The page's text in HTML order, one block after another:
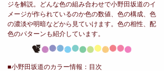
ジを解説。どんな色の組み合わせで小野田坂道のイ
メージが作られているのか色の数値、色の構成、色
の濃淡や明暗などから見ていけます。色の相性、配
色のパターンも紹介しています。
■小野田坂道のカラー情報： 目次